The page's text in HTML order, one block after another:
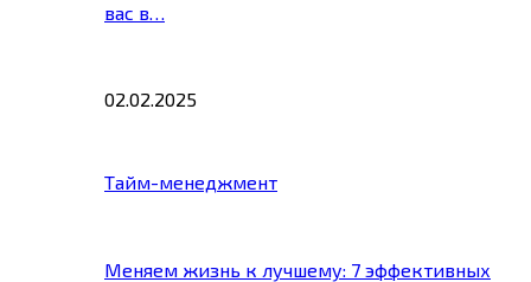
вас в…
02.02.2025
Тайм-менеджмент
Меняем жизнь к лучшему: 7 эффективных